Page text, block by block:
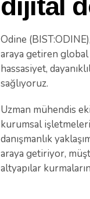
dijital
Odine
araya getiren global
hassasiyet,
sağlıyoruz.
Uzman mühendis
kurumsal
danışmanlık
araya getiriyor,
altyapılar